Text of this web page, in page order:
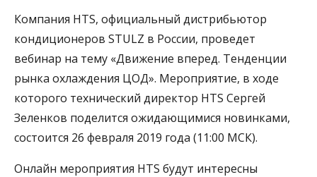
Компания HTS, официальный дистрибьютор
кондиционеров STULZ в России, проведет
вебинар на тему «Движение вперед. Тенденции
рынка охлаждения ЦОД». Мероприятие, в ходе
которого технический директор HTS Сергей
Зеленков поделится ожидающимися новинками,
состоится 26 февраля 2019 года (11:00 МСК).
Онлайн мероприятия HTS будут интересны